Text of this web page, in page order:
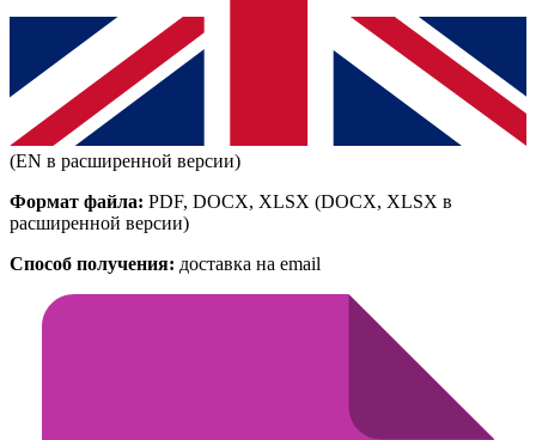
(EN в расширенной версии)
Формат файла: PDF, DOCX, XLSX (DOCX, XLSX в
расширенной версии)
Способ получения: доставка на email